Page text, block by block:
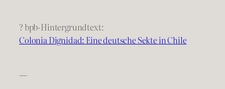
? bpb-Hintergrundtext:
Colonia Dignidad: Eine deutsche Sekte in Chile
—